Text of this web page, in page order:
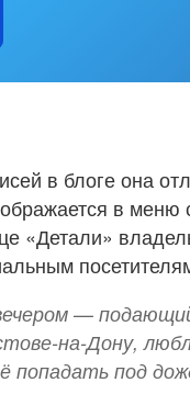
в блоге она
в меню
«Детали»
—
на-Дону,
попадать под